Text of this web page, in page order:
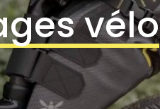
vélo